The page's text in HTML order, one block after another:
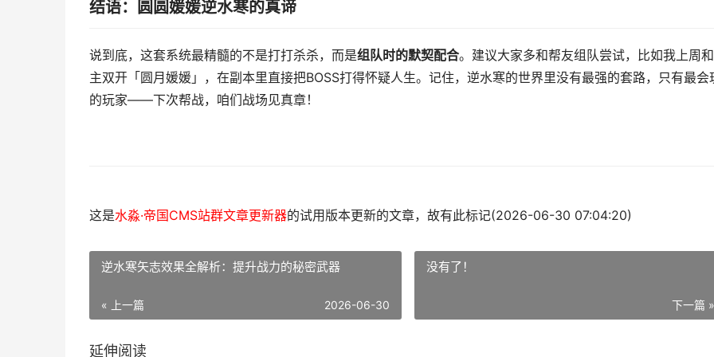
结语：圆圆媛媛逆水寒的真谛
说到底，这套系统最精髓的不是打打杀杀，而是组队时的默契配合。建议大家多和帮友组队尝试，比如我上周
主双开「圆月媛媛」，在副本里直接把BOSS打得怀疑人生。记住，逆水寒的世界里没有最强的套路，只有最会
的玩家——下次帮战，咱们战场见真章！
这是水淼·帝国CMS站群文章更新器的试用版本更新的文章，故有此标记(2026-06-30 07:04:20)
逆水寒矢志效果全解析：提升战力的秘密武器
« 上一篇 2026-06-30
没有了！
下一篇 »
延伸阅读